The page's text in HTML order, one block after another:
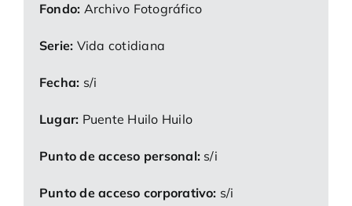
Fondo: Archivo Fotográfico
Serie: Vida cotidiana
Fecha: s/i
Lugar: Puente Huilo Huilo
Punto de acceso personal: s/i
Punto de acceso corporativo: s/i